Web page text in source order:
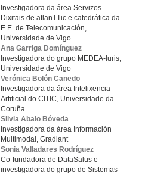
Investigadora da área Servizos
Dixitais de atlanTTic e catedrática da
E.E. de Telecomunicación,
Universidade de Vigo
Ana Garriga Domínguez
Investigadora do grupo MEDEA-Iuris,
Universidade de Vigo
Verónica Bolón Canedo
Investigadora da área Intelixencia
Artificial do CITIC, Universidade da
Coruña
Silvia Abalo Bóveda
Investigadora da área Información
Multimodal, Gradiant
Sonia Valladares Rodríguez
Co-fundadora de DataSalus e
investigadora do grupo de Sistemas